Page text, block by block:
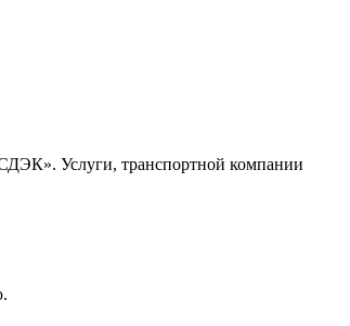
Услуги, транспортной компании